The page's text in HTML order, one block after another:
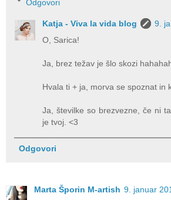
Odgovori
Katja - Viva la vida blog
9.
O, Sarica!
Ja, brez težav je šlo skozi
Hvala ti + ja, morva se spoznat in
Ja, številke so brezvezne, če ni
je tvoj. <3
Odgovori
Marta Šporin M-artish 9. januar